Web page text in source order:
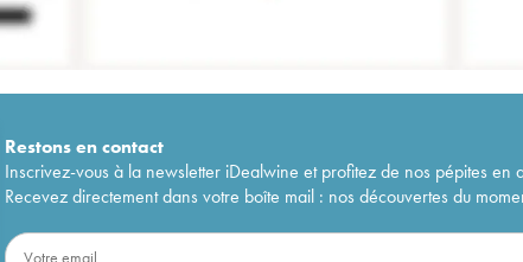
Restons encontact
Inscrivez-vous à la newsletter iDealwine et profitez de nos pépites en
Recevez directement dans votre boîte mail : nos découvertes du